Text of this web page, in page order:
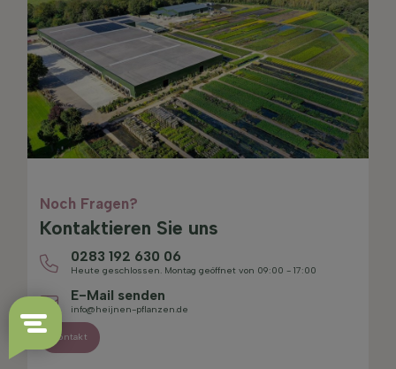
Noch Fragen?
Kontaktieren Sie uns
0283 192 630 06
Heute geschlossen. Montag geöffnet von 09:00 - 17:00
E-Mail senden
info@heijnen-pflanzen.de
Kontakt